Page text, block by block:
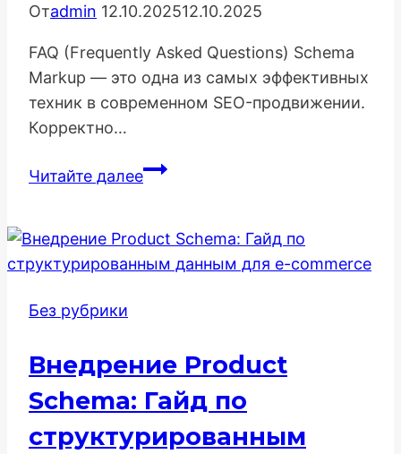
Отadmin 12.10.202512.10.2025
FAQ (Frequently Asked Questions) Schema
Markup — это одна из самых эффективных
техник в современном SEO-продвижении.
Корректно…
Читайте далееДобавление
с
микроразметкой:
Без рубрики
Внедрение Product
Schema: Гайд по
структурированным